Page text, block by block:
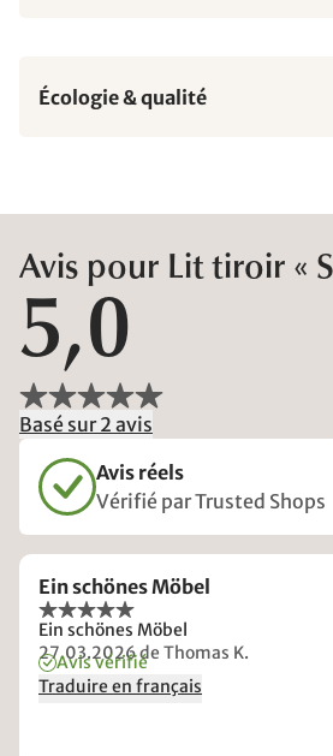
Écologie & qualité
Avis pour Lit tiroir «
5,0
Basé sur 2 avis
Avis réels
Vérifié par Trusted Shops
Ein schönes Möbel
Ein schönes Möbel
27.03.2026de Thomas K.
Avis vérifié
Traduire en français